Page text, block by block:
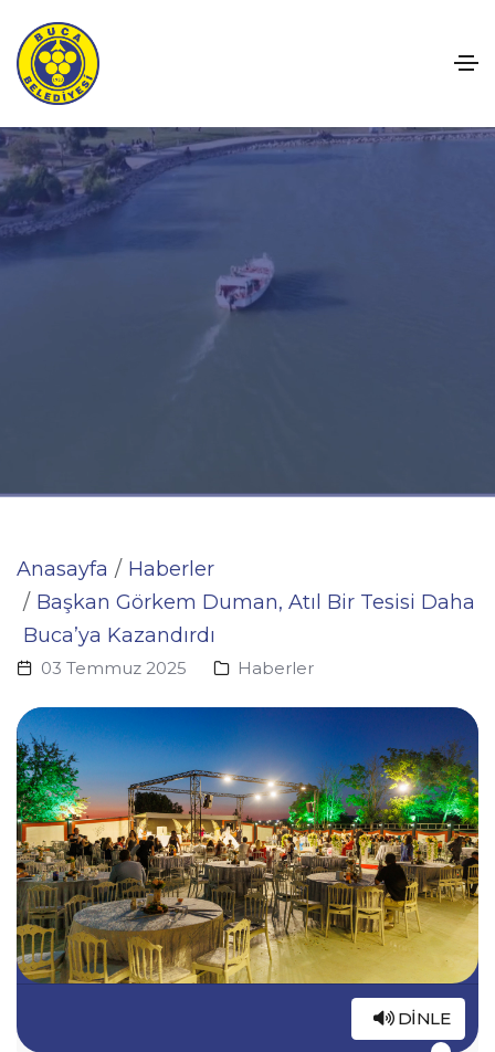
Deği
Anasayfa
Haberler
Başkan Görkem Duman, Atıl Bir Tesisi Daha
Buca’ya Kazandırdı
03 Temmuz 2025 Haberler
DINLE